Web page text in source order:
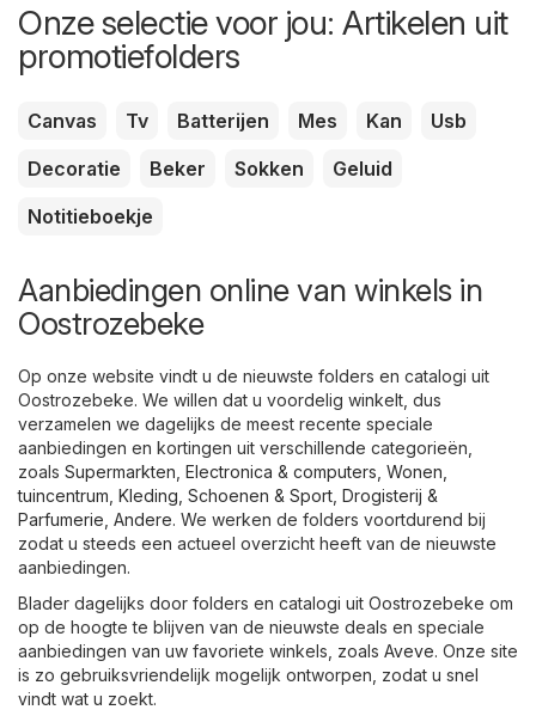
Onze selectie voor jou: Artikelen uit
promotiefolders
Canvas Tv Batterijen Mes Kan
Usb
Decoratie
Beker Sokken
Geluid
Notitieboekje
Aanbiedingen online van winkels in
Oostrozebeke
Op onze website vindt u de nieuwste folders en catalogi uit
Oostrozebeke. We willen dat u voordelig winkelt, dus
verzamelen we dagelijks de meest recente speciale
aanbiedingen en kortingen uit verschillende categorieën,
zoals Supermarkten Electronica & computers Wonen,
tuincentrum Kleding, Schoenen & Sport Drogisterij &
Parfumerie Andere. We werken de folders voortdurend bij
zodat u steeds een actueel overzicht heeft van de nieuwste
aanbiedingen.
Blader dagelijks door folders en catalogi uit Oostrozebeke om
op de hoogte te blijven van de nieuwste deals en speciale
aanbiedingen van uw favoriete winkels, zoals Aveve. Onze site
is zo gebruiksvriendelijk mogelijk ontworpen, zodat u snel
vindt wat u zoekt.